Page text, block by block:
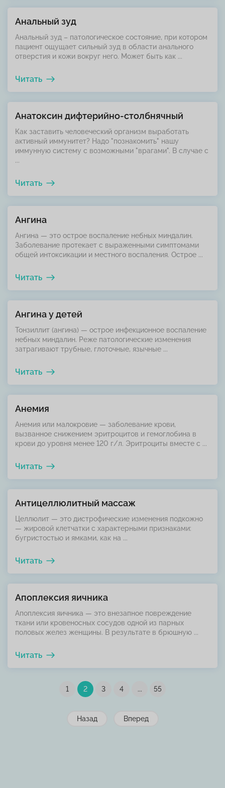
Анальный зуд
Анальный зуд – патологическое состояние, при котором
пациент ощущает сильный зуд в области анального
отверстия и кожи вокруг него. Может быть как ...
Читать
Анатоксин дифтерийно-столбнячный
Как заставить человеческий организм выработать
активный иммунитет? Надо "познакомить" нашу
иммунную систему с возможными "врагами". В случае с
...
Читать
Ангина
Ангина — это острое воспаление небных миндалин.
Заболевание протекает с выраженными симптомами
общей интоксикации и местного воспаления. Острое ...
Читать
Ангина у детей
Тонзиллит (ангина) — острое инфекционное воспаление
небных миндалин. Реже патологические изменения
затрагивают трубные, глоточные, язычные ...
Читать
Анемия
Анемия или малокровие — заболевание крови,
вызванное снижением эритроцитов и гемоглобина в
крови до уровня менее 120 г/л. Эритроциты вместе с ...
Читать
Антицеллюлитный массаж
Целлюлит — это дистрофические изменения подкожно
— жировой клетчатки с характерными признаками:
бугристостью и ямками, как на ...
Читать
Апоплексия яичника
Апоплексия яичника — это внезапное повреждение
ткани или кровеносных сосудов одной из парных
половых желез женщины. В результате в брюшную ...
Читать
Назад
1 2 3 4 ... 55
Вперед